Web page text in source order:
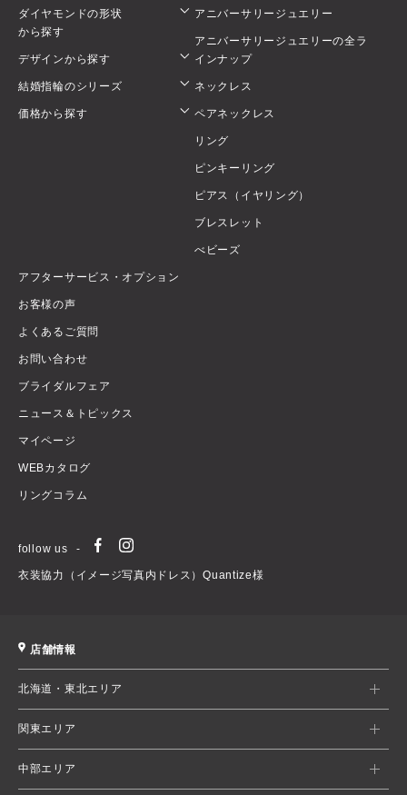
ダイヤモンドの形状
から探す
デザインから探す
結婚指輪のシリーズ
価格から探す
アニバーサリージュエリー
アニバーサリージュエリーの全ラ
インナップ
ネックレス
ペアネックレス
リング
ピンキーリング
ピアス（イヤリング）
ブレスレット
べビーズ
アフターサービス・オプション
お客様の声
よくあるご質問
お問い合わせ
ブライダルフェア
ニュース＆トピックス
マイページ
WEBカタログ
リングコラム
follow us
衣装協力（イメージ写真内ドレス）Quantize様
店舗情報
北海道・東北エリア
関東エリア
中部エリア